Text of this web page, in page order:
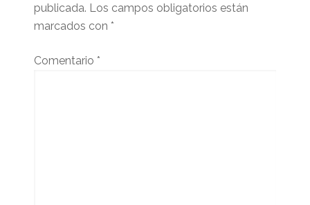
publicada. Los campos obligatorios están
marcados con *
Comentario *